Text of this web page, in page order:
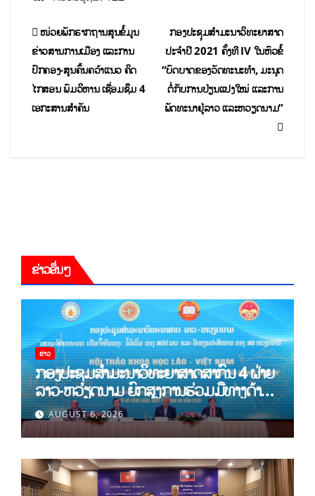
ກອງປະຊຸມສໍາມະນາວິທະຍາສາດ
ປະຈໍາປີ 2021 ຄັ້ງທີ IV ໃນຫົວຂໍ້
“ບົດບາດຂອງວັດທະນະທຳ, ມະນຸດ
ຕໍ່ກັບການປ່ຽນແປງໃໝ່ ແລະການ
ພັດທະນາຢູ່ລາວ ແລະຫວຽດນາມ”
ໜ່ວຍພັກຮາກຖານສູນຂໍ້ມູນ
ຂ່າວສານການເມືອງ ແລະການ
ປົກຄອງ-ສູນຄົ້ນຄວ້າແນວ ຄິດ
ໄກສອນ ພົມວິຫານ ເຊື່ອມຊຶມ 4
ເອກະສານສຳຄັນ
ຂ່າວອື່ນໆ
ຂ່າວ
ກອງປະຊຸມສໍາມະນາວິທະຍາສາດສາກົນ 4 ຝ່າຍ
ລາວ-ຫວຽດນາມ ຍົກສູງການຮ່ວມມືທາງດ້ານ
ທິດສະດີ ແລະ ພຶດຕິກໍາ ລາວ-ຫວຽດນາມ ແນໃສ່
ສ້າງເສດຖະກິດເອກະລາດເປັນເຈົ້າຕົນເອງຢ່າງ
ເຂັ້ມແຂງ
AUGUST 6, 2026